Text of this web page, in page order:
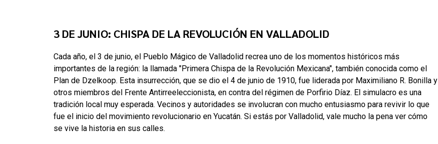
3 DE JUNIO: CHISPA DE LA REVOLUCIÓN EN VALLADOLID
Cada año, el 3 de junio, el Pueblo Mágico de Valladolid recrea uno de los momentos históricos más
importantes de la región: la llamada "Primera Chispa de la Revolución Mexicana", también conocida como el
Plan de Dzelkoop. Esta insurrección, que se dio el 4 de junio de 1910, fue liderada por Maximiliano R. Bonilla y
otros miembros del Frente Antirreeleccionista, en contra del régimen de Porfirio Díaz. El simulacro es una
tradición local muy esperada. Vecinos y autoridades se involucran con mucho entusiasmo para revivir lo que
fue el inicio del movimiento revolucionario en Yucatán. Si estás por Valladolid, vale mucho la pena ver cómo
se vive la historia en sus calles.